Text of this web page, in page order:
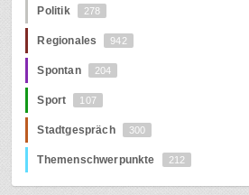
Politik 278
Regionales 942
Spontan 204
Sport 107
Stadtgespräch 300
Themenschwerpunkte 212